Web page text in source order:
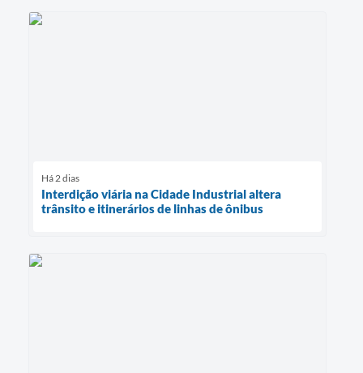
Há 2 dias
Interdição viária na Cidade Industrial altera
trânsito e itinerários de linhas de ônibus